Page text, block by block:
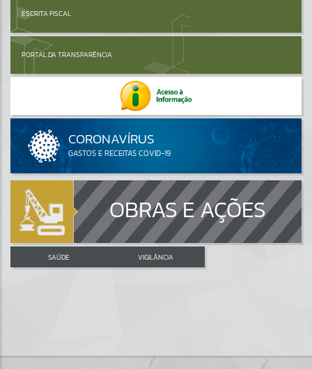
ESCRITA FISCAL
PORTAL DA TRANSPARÊNCIA
OBRAS E AÇÕES
SAÚDE VIGILÂNCIA